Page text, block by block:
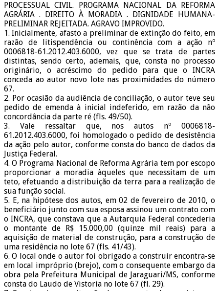
PROCESSUAL CIVIL. PROGRAMA NACIONAL DA REFORMA
AGRÁRIA . DIREITO À MORADIA . DIGNIDADE HUMANA-
PRELIMINAR REJEITADA. AGRAVO IMPROVIDO.
1. Inicialmente, afasto a preliminar de extinção do feito, em
razão de litispendência ou continência com a ação nº
0006818-61.2012.403.6000, vez que se trata de partes
distintas, sendo certo, ademais, que, consta no processo
originário, o acréscimo do pedido para que o INCRA
conceda ao autor novo lote nas proximidades do número
67.
2. Por ocasião da audiência de conciliação, o autor teve seu
pedido de emenda à inicial indeferido, em razão da não
concordância da parte ré (fls. 49/50).
3. Vale ressaltar que, nos autos nº 0006818-
61.2012.403.6000, foi homologado o pedido de desistência
da ação pelo autor, conforme consta do banco de dados da
Justiça Federal.
4. O Programa Nacional de Reforma Agrária tem por escopo
proporcionar a moradia àqueles que necessitam de um
teto, efetuando a distribuição da terra para a realização de
sua função social.
5. E, na hipótese dos autos, em 02 de fevereiro de 2010, o
beneficiário junto com sua esposa assinou um contrato com
o INCRA, que constava que a Autarquia Federal concederia
o montante de R$ 15.000,00 (quinze mil reais) para a
aquisição de material de construção, para a construção de
uma residência no lote 67 (fls. 41/43).
6. O local onde o autor foi obrigado a construir encontra-se
em local impróprio (brejo), com o consequente embargo da
obra pela Prefeitura Municipal de Jaraguari/MS, conforme
consta do Laudo de Vistoria no lote 67 (fl. 29).